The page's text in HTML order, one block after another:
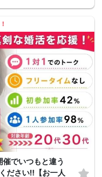
催でいつもと違う
ださい!!【お一人